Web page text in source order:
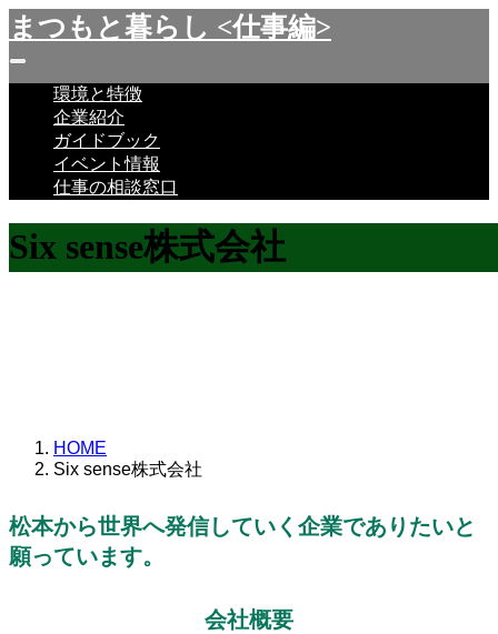
まつもと暮らし <仕事編>
環境と特徴
企業紹介
ガイドブック
イベント情報
仕事の相談窓口
Six sense株式会社
HOME
Six sense株式会社
松本から世界へ発信していく企業でありたいと
願っています。
会社概要